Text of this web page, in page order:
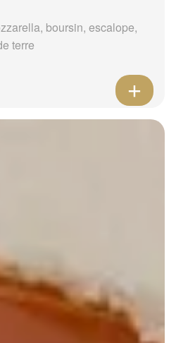
boursin, escalope,
terre